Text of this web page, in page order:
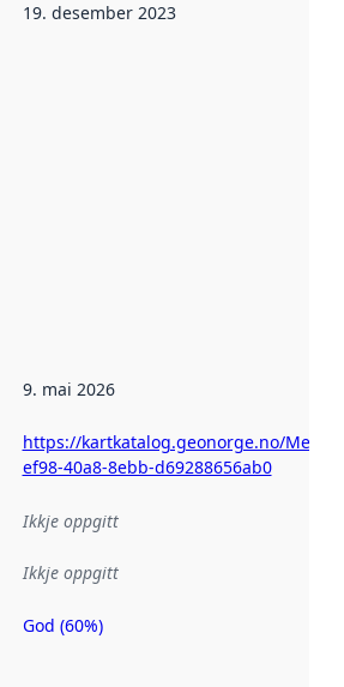
vart
19. desember 2023
9. mai 2026
https://kartkatalog.geonorge.no/
ef98-40a8-8ebb-d69288656ab0
Ikkje oppgitt
Ikkje oppgitt
Metadatakvalitet
God (60%)